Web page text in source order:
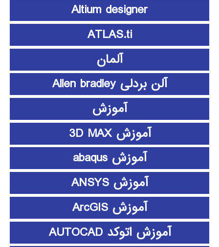
Altium designer
ATLAS.ti
آلمان
آلن بردلی Allen bradley
آموزش
آموزش 3D MAX
آموزش abaqus
آموزش ANSYS
آموزش ArcGIS
آموزش اتوکد AUTOCAD